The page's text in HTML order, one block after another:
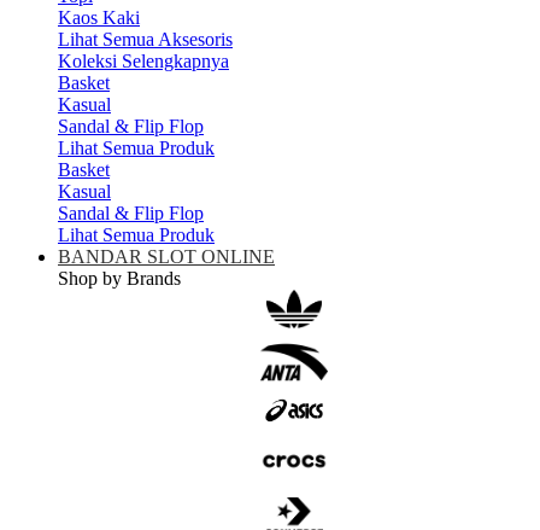
Kaos Kaki
Lihat Semua Aksesoris
Koleksi Selengkapnya
Basket
Kasual
Sandal & Flip Flop
Lihat Semua Produk
Basket
Kasual
Sandal & Flip Flop
Lihat Semua Produk
BANDAR SLOT ONLINE
Shop by Brands